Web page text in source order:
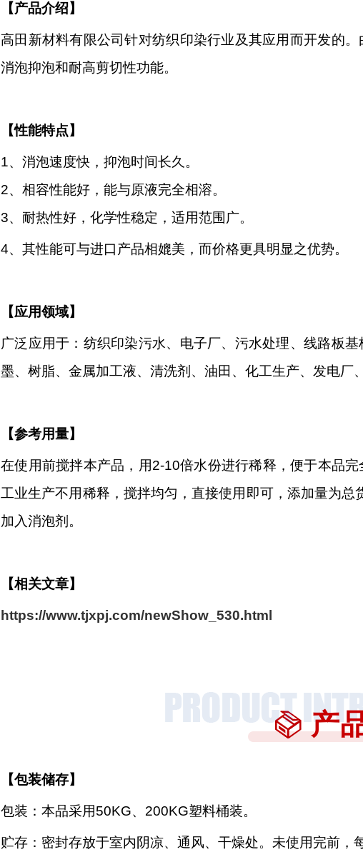
【产品介绍】
高田新材料有限公司针对纺织印染行业及其应用而开发的。
消泡抑泡和耐高剪切性功能。
【性能特点】
1、 消泡速度快，抑泡时间长久。
2、相容性能好 ， 能与原液完全相溶。
3、 耐热性好，化学性稳定，适用范围广。
4、其性能可与进口产品相媲美，而价格更具明显之优势。
【应用领域】
广泛应用于：纺织印染污水、电子厂、污水处理、线路板
墨、树脂、金属加工液、清洗剂、油田、化工生产、发电厂
【参考用量】
在使用前搅拌本产品，用2-10倍水份进行稀释，便于本品
工业生产不用稀释，搅拌均匀，直接使用即可，添加量为
加入消泡剂。
【相关文章】
https://www.tjxpj.com/newShow_530.html
产
【包装储存】
包装：本品采用50KG、200KG塑料桶装。
贮存：密封存放于室内阴凉、通风、干燥处。未使用完前，